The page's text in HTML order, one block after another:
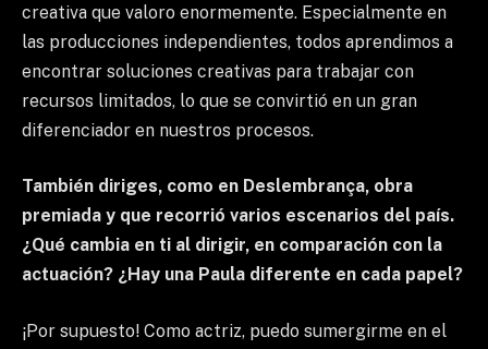
creativa que valoro enormemente. Especialmente en
las producciones independientes, todos aprendimos a
encontrar soluciones creativas para trabajar con
recursos limitados, lo que se convirtió en un gran
diferenciador en nuestros procesos.
También diriges, como en Deslembrança, obra
premiada y que recorrió varios escenarios del país.
¿Qué cambia en ti al dirigir, en comparación con la
actuación? ¿Hay una Paula diferente en cada papel?
¡Por supuesto! Como actriz, puedo sumergirme en el